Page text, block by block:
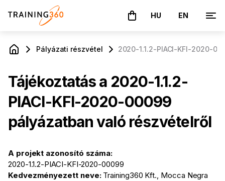
A kosár üres
HU EN
Pályázati részvétel 2020-1.1.2-PIACI-KFI-2020-
Tájékoztatás a 2020-1.1.2-
PIACI-KFI-2020-00099
pályázatban való részvételről
A projekt azonosító száma:
2020-1.1.2-PIACI-KFI-2020-00099
Kedvezményezett neve: Training360 Kft., Mocca Negra